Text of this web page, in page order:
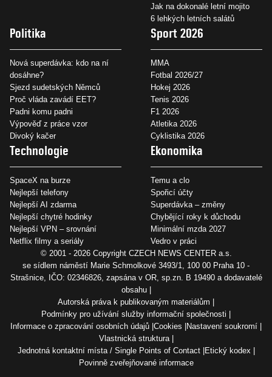
Jak na dokonalé letní mojito
6 lehkých letních salátů
Politika
Nová superdávka: kdo na ní
dosáhne?
Sjezd sudetských Němců
Proč vláda zavádí EET?
Padni komu padni
Výpověď z práce vzor
Divoký kačer
Sport 2026
MMA
Fotbal 2026/27
Hokej 2026
Tenis 2026
F1 2026
Atletika 2026
Cyklistika 2026
Technologie
SpaceX na burze
Nejlepší telefony
Nejlepší AI zdarma
Nejlepší chytré hodinky
Nejlepší VPN – srovnání
Netflix filmy a seriály
Ekonomika
Temu a clo
Spořicí účty
Superdávka – změny
Chybějící roky k důchodu
Minimální mzda 2027
Vedro v práci
© 2001 - 2026 Copyright CZECH NEWS CENTER a.s.
se sídlem náměstí Marie Schmolkové 3493/1, 100 00 Praha 10 -
Strašnice, IČO: 02346826, zapsána v OR, sp.zn. B 19490 a dodavatelé
obsahu
Autorská práva k publikovaným materiálům
Podmínky pro užívání služby informační společnosti
Informace o zpracování osobních údajů Cookies
Nastavení soukromí
Vlastnická struktura
Jednotná kontaktní místa / Single Points of Contact
Etický kodex
Povinně zveřejňované informace